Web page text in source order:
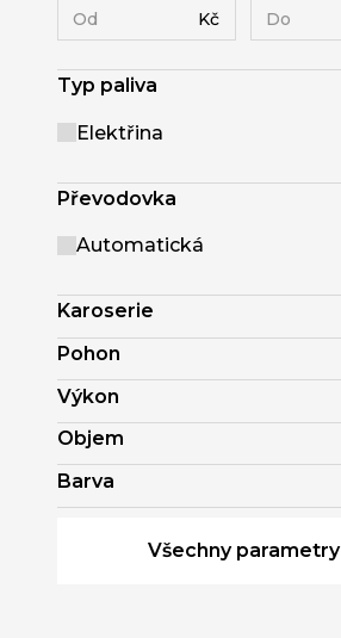
Kč
Typ paliva
Elektřina
Převodovka
Automatická
Karoserie
Pohon
Výkon
Objem
Barva
Všechny parametry